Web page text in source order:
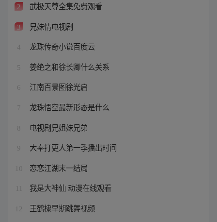
2 武极天尊全集免费观看
3 兄妹情电视剧
4 龙珠传奇小说百度云
5 姜绝之和徐长卿什么关系
6 江南百景图徐光启
7 龙珠悟空最新形态是什么
8 电视剧兄姐妹兄弟
9 大奉打更人第一季播出时间
10 恋恋江湖末一结局
我是大神仙 动漫在线观看
12 王鹤棣早期跳舞视频